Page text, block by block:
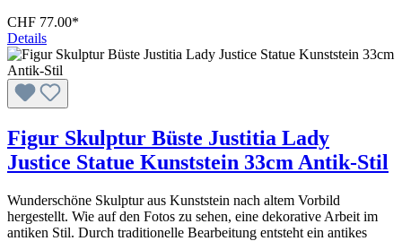
CHF 77.00*
Details
Figur Skulptur Büste Justitia Lady
Justice Statue Kunststein 33cm Antik-Stil
Wunderschöne Skulptur aus Kunststein nach altem Vorbild
hergestellt. Wie auf den Fotos zu sehen, eine dekorative Arbeit im
antiken Stil. Durch traditionelle Bearbeitung entsteht ein antikes